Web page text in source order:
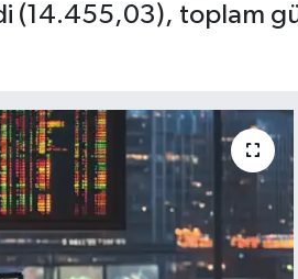
(14.455,03), toplam